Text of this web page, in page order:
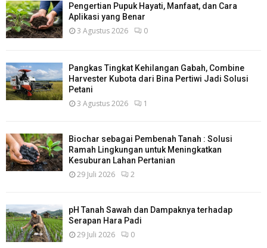
Pengertian Pupuk Hayati, Manfaat, dan Cara
Aplikasi yang Benar
3 Agustus 2026 0
Pangkas Tingkat Kehilangan Gabah, Combine
Harvester Kubota dari Bina Pertiwi Jadi Solusi
Petani
3 Agustus 2026 1
Biochar sebagai Pembenah Tanah : Solusi
Ramah Lingkungan untuk Meningkatkan
Kesuburan Lahan Pertanian
29 Juli 2026 2
pH Tanah Sawah dan Dampaknya terhadap
Serapan Hara Padi
29 Juli 2026 0